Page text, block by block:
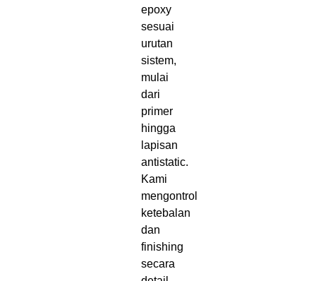
epoxy
sesuai
urutan
sistem,
mulai
dari
primer
hingga
lapisan
antistatic.
Kami
mengontrol
ketebalan
dan
finishing
secara